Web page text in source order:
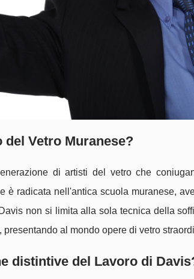
del Vetro Muranese?
di artisti del vetro che
è radicata nell'antica scuola muranese,
non si limita alla sola tecnica della
al mondo opere di vetro
distintive del Lavoro di